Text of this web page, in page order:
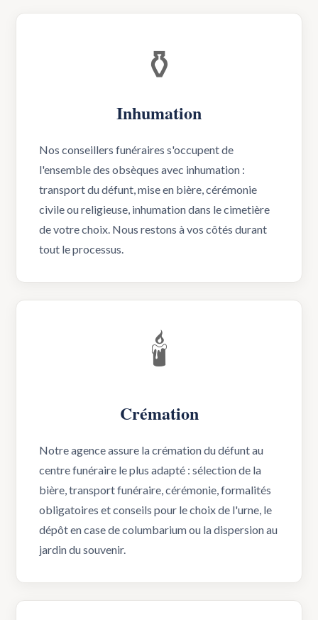
⚱️
Inhumation
Nos conseillers funéraires s'occupent de
l'ensemble des obsèques avec inhumation :
transport du défunt, mise en bière, cérémonie
civile ou religieuse, inhumation dans le cimetière
de votre choix. Nous restons à vos côtés durant
tout le processus.
🕯️
Crémation
Notre agence assure la crémation du défunt au
centre funéraire le plus adapté : sélection de la
bière, transport funéraire, cérémonie, formalités
obligatoires et conseils pour le choix de l'urne, le
dépôt en case de columbarium ou la dispersion au
jardin du souvenir.